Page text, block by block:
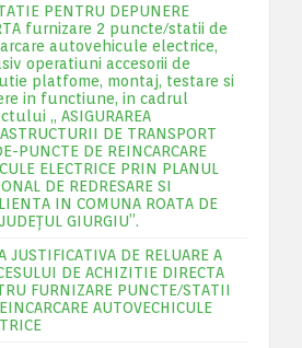
PENTRU DEPUNERE
furnizare 2 puncte/statii de
autovehicule electrice,
operatiuni accesorii de
platfome, montaj, testare si
in functiune, in cadrul
„ ASIGURAREA
DE TRANSPORT
PUNCTE DE REINCARCARE
ELECTRICE PRIN PLANUL
DE REDRESARE SI
IN COMUNA ROATA DE
GIURGIU”.
JUSTIFICATIVA DE RELUARE A
DE ACHIZITIE DIRECTA
FURNIZARE PUNCTE/STATII
AUTOVECHICULE